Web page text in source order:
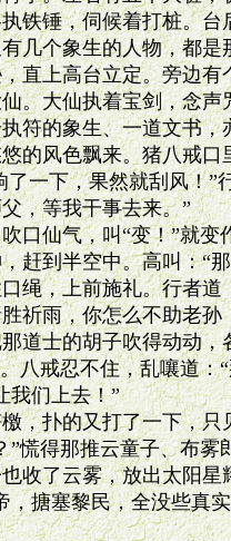
铁锤，伺候着打桩。
几个象生的人物，都
上高台立定。旁边有
。大仙执着宝剑，念
符的象生、一道文书
的风色飘来。猪八戒口
一下，果然就刮风！”
，等我干事去来。”
仙气，叫“变！”就变
赶到半空中。高叫：“
绳，上前施礼。行者道
祈雨，你怎么不助老孙
道士的胡子吹得动动，
八戒忍不住，乱嚷道：
我们上去！”
扑的又打了一下，只
”慌得那推云童子、布雾
收了云雾，放出太阳
，搪塞黎民，全没些真